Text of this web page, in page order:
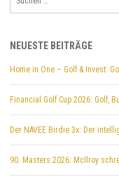
nach:
NEUESTE BEITRÄGE
Home in One – Golf & Invest:
Financial Golf Cup 2026: Golf,
Der NAVEE Birdie 3x: Der
90. Masters 2026: McIlroy